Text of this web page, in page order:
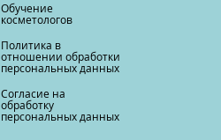
Обучение
косметологов
Политика в
отношении обработки
персональных данных
Согласие на
обработку
персональных данных